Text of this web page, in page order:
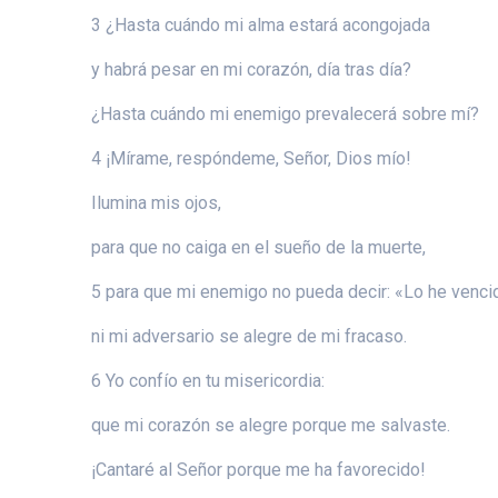
3 ¿Hasta cuándo mi alma estará acongojada
y habrá pesar en mi corazón, día tras día?
¿Hasta cuándo mi enemigo prevalecerá sobre mí?
4 ¡Mírame, respóndeme, Señor, Dios mío!
Ilumina mis ojos,
para que no caiga en el sueño de la muerte,
5 para que mi enemigo no pueda decir: «Lo he
ni mi adversario se alegre de mi fracaso.
6 Yo confío en tu misericordia:
que mi corazón se alegre porque me salvaste.
¡Cantaré al Señor porque me ha favorecido!